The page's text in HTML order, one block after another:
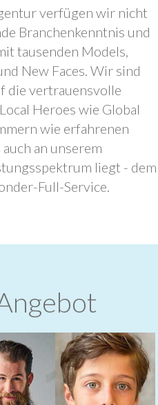
verfügen wir nicht
Branchenkenntnis und
tausenden Models,
New Faces. Wir sind
die vertrauensvolle
Heroes wie Global
wie erfahrenen
an unserem
liegt - dem
Full-Service.